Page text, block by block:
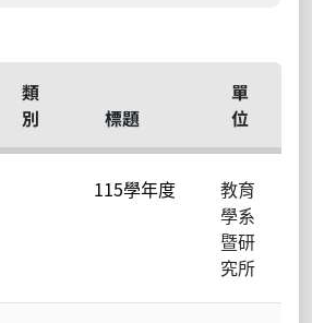
類
別
標題
單
位
115學年度
教育
學系
暨研
究所